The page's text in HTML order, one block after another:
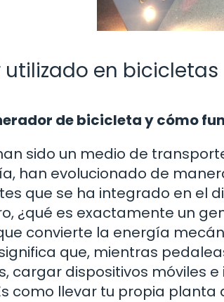
utilizado en bicicletas
de bicicleta y cómo
sido un medio de
han evolucionado de
que se ha integrado en el
¿qué es exactamente un
convierte la energía
que, mientras
cargar dispositivos móviles
como llevar tu propia